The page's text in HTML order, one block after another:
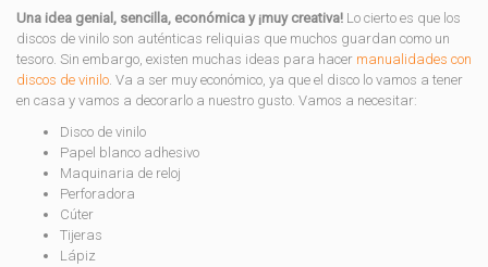
Una idea genial, sencilla, económica y ¡muy creativa! Lo cierto es que los
discos de vinilo son auténticas reliquias que muchos guardan como un
tesoro. Sin embargo, existen muchas ideas para hacer manualidades con
discos de vinilo. Va a ser muy económico, ya que el disco lo vamos a tener
en casa y vamos a decorarlo a nuestro gusto. Vamos a necesitar:
Disco de vinilo
Papel blanco adhesivo
Maquinaria de reloj
Perforadora
Cúter
Tijeras
Lápiz